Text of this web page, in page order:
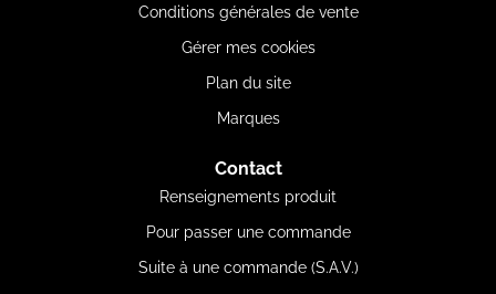
Conditions générales de vente
Gérer mes cookies
Plan du site
Marques
Contact
Renseignements produit
Pour passer une commande
Suite à une commande (S.A.V.)